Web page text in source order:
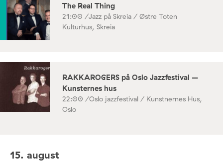
The Real Thing
21:00 /Jazz på Skreia / Østre Toten
Kulturhus, Skreia
RAKKAROGERS på Oslo Jazzfestival –
Kunsternes hus
22:00 /Oslo jazzfestival / Kunstnernes Hus,
Oslo
15. august